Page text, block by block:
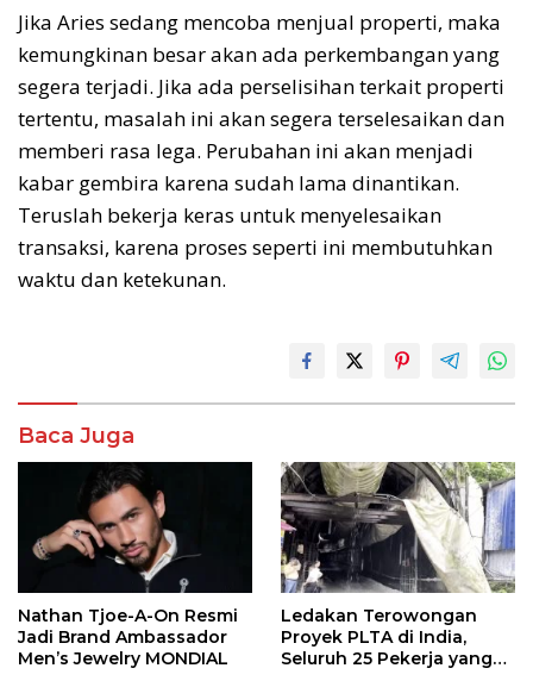
Jika Aries sedang mencoba menjual properti, maka
kemungkinan besar akan ada perkembangan yang
segera terjadi. Jika ada perselisihan terkait properti
tertentu, masalah ini akan segera terselesaikan dan
memberi rasa lega. Perubahan ini akan menjadi
kabar gembira karena sudah lama dinantikan.
Teruslah bekerja keras untuk menyelesaikan
transaksi, karena proses seperti ini membutuhkan
waktu dan ketekunan.
Baca Juga
Nathan Tjoe-A-On Resmi
Jadi Brand Ambassador
Men’s Jewelry MONDIAL
Ledakan Terowongan
Proyek PLTA di India,
Seluruh 25 Pekerja yang